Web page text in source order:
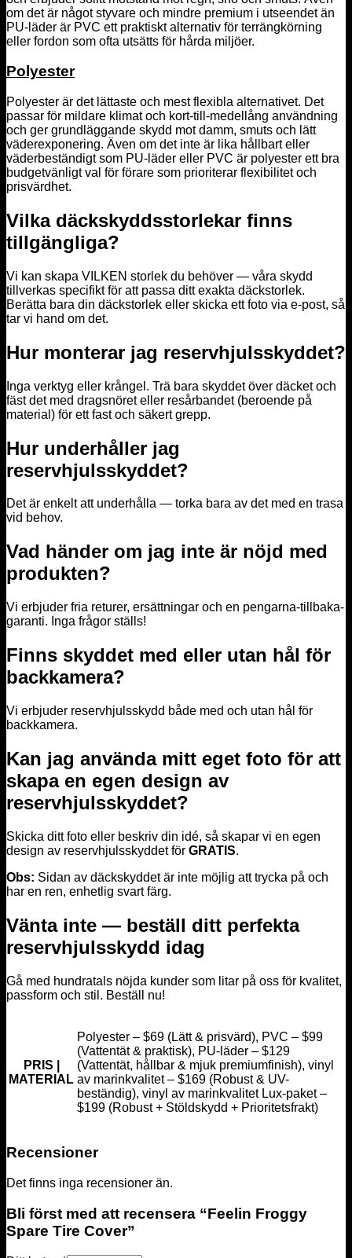
om det är något styvare och mindre premium i utseendet än
PU-läder är PVC ett praktiskt alternativ för terrängkörning
eller fordon som ofta utsätts för hårda miljöer.
Polyester
Polyester är det lättaste och mest flexibla alternativet. Det
passar för mildare klimat och kort-till-medellång användning
och ger grundläggande skydd mot damm, smuts och lätt
väderexponering. Även om det inte är lika hållbart eller
väderbeständigt som PU-läder eller PVC är polyester ett bra
budgetvänligt val för förare som prioriterar flexibilitet och
prisvärdhet.
Vilka däckskyddsstorlekar finns
tillgängliga?
Vi kan skapa VILKEN storlek du behöver — våra skydd
tillverkas specifikt för att passa ditt exakta däckstorlek.
Berätta bara din däckstorlek eller skicka ett foto via e-post, så
tar vi hand om det.
Hur monterar jag reservhjulsskyddet?
Inga verktyg eller krångel. Trä bara skyddet över däcket och
fäst det med dragsnöret eller resårbandet (beroende på
material) för ett fast och säkert grepp.
Hur underhåller jag
reservhjulsskyddet?
Det är enkelt att underhålla — torka bara av det med en trasa
vid behov.
Vad händer om jag inte är nöjd med
produkten?
Vi erbjuder fria returer, ersättningar och en pengarna-tillbaka-
garanti. Inga frågor ställs!
Finns skyddet med eller utan hål för
backkamera?
Vi erbjuder reservhjulsskydd både med och utan hål för
backkamera.
Kan jag använda mitt eget foto för att
skapa en egen design av
reservhjulsskyddet?
Skicka ditt foto eller beskriv din idé, så skapar vi en egen
design av reservhjulsskyddet för GRATIS.
Obs: Sidan av däckskyddet är inte möjlig att trycka på och
har en ren, enhetlig svart färg.
Vänta inte — beställ ditt perfekta
reservhjulsskydd idag
Gå med hundratals nöjda kunder som litar på oss för kvalitet,
passform och stil. Beställ nu!
PRIS |
MATERIAL
Polyester – $69 (Lätt & prisvärd), PVC – $99
(Vattentät & praktisk), PU-läder – $129
(Vattentät, hållbar & mjuk premiumfinish), vinyl
av marinkvalitet – $169 (Robust & UV-
beständig), vinyl av marinkvalitet Lux-paket –
$199 (Robust + Stöldskydd + Prioritetsfrakt)
Recensioner
Det finns inga recensioner än.
Bli först med att recensera “Feelin Froggy
Spare Tire Cover”